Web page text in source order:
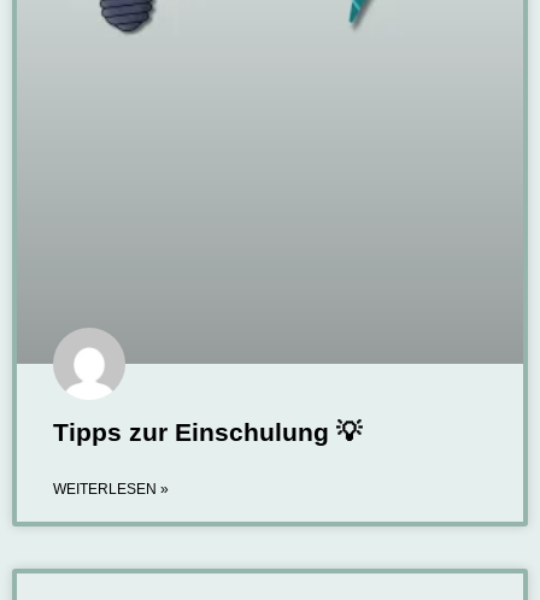
Tipps zur Einschulung 💡
WEITERLESEN »